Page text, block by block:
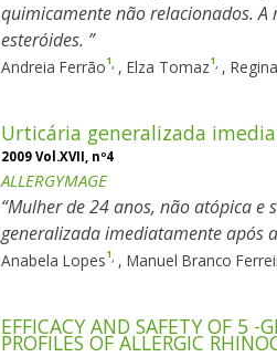
quimicamente não relacionados.
esteróides.
Andreia Ferrão1, , Elza Tomaz1, ,
Urticária generalizada
2009 Vol.XVII, nº4
ALLERGYMAGE
Mulher de 24 anos, não atópica e
generalizada imediatamente após
Anabela Lopes1, , Manuel Branco
EFFICACY AND SAFETY OF 5
PROFILES OF ALLERGIC